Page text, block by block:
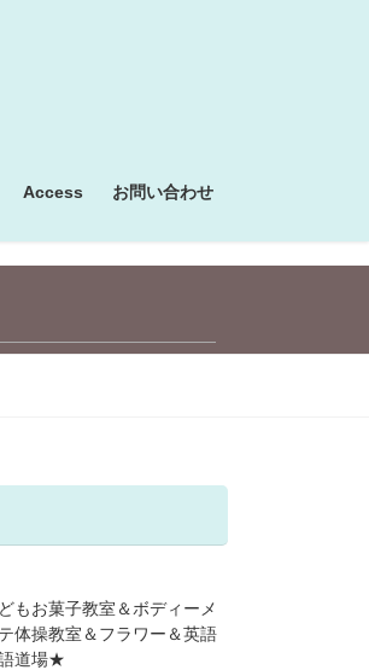
Access お問い合わせ
もお菓子教室＆ボディーメ
体操教室＆フラワー＆英語
道場★